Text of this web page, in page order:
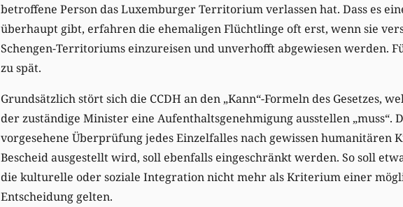
betroffene Person das Luxemburger Territorium verlassen hat. Dass es
überhaupt gibt, erfahren die ehemaligen Flüchtlinge oft erst, wenn sie
Schengen-Territoriums einzureisen und unverhofft abgewiesen werden.
zu spät.
Grundsätzlich stört sich die CCDH an den „Kann“-Formeln des Gesetzes,
der zuständige Minister eine Aufenthaltsgenehmigung ausstellen „muss“.
vorgesehene Überprüfung jedes Einzelfalles nach gewissen humanitären
Bescheid ausgestellt wird, soll ebenfalls eingeschränkt werden. So soll
die kulturelle oder soziale Integration nicht mehr als Kriterium einer
Entscheidung gelten.